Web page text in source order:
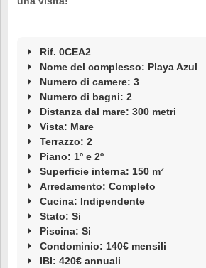
Rif. 0CEA2
Nome del complesso: Playa Azul
Numero di camere: 3
Numero di bagni: 2
Distanza dal mare: 300 metri
Vista: Mare
Terrazzo: 2
Piano: 1º e 2º
Superficie interna: 150 m²
Arredamento: Completo
Cucina: Indipendente
Stato: Si
Piscina: Si
Condominio: 140€ mensili
IBI: 420€ annuali